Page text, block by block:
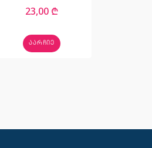
23,00 ₾
ᲐᲐᲠᲩᲘᲔ